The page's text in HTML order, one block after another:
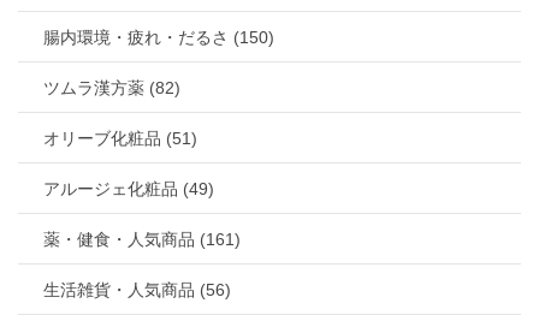
腸内環境・疲れ・だるさ (150)
ツムラ漢方薬 (82)
オリーブ化粧品 (51)
アルージェ化粧品 (49)
薬・健食・人気商品 (161)
生活雑貨・人気商品 (56)